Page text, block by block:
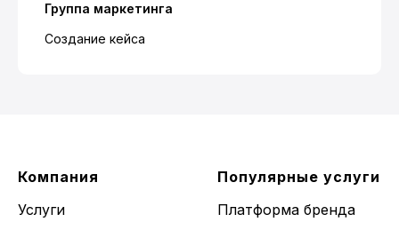
Группа маркетинга
Создание кейса
Компания
Услуги
Популярные услуги
Платформа бренда